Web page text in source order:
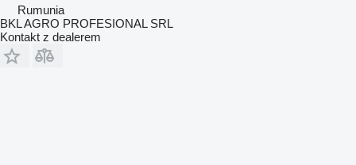
Rumunia
BKL AGRO PROFESIONAL SRL
Kontakt z dealerem